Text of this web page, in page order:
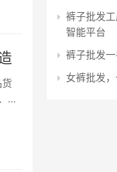
货
鞋
裤子批发
智能平台
裤子批发
女裤批发